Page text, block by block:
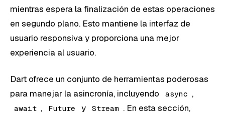
mientras espera la finalización de estas operaciones
en segundo plano. Esto mantiene la interfaz de
usuario responsiva y proporciona una mejor
experiencia al usuario.
Dart ofrece un conjunto de herramientas poderosas
para manejar la asincronía, incluyendo
async ,
await , Future y Stream . En esta sección,